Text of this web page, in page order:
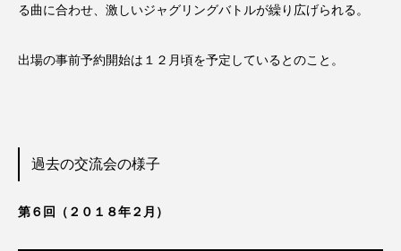
る曲に合わせ、激しいジャグリングバトルが繰り広げられる。
出場の事前予約開始は１２月頃を予定しているとのこと。
過去の交流会の様子
第６回（２０１８年２月）